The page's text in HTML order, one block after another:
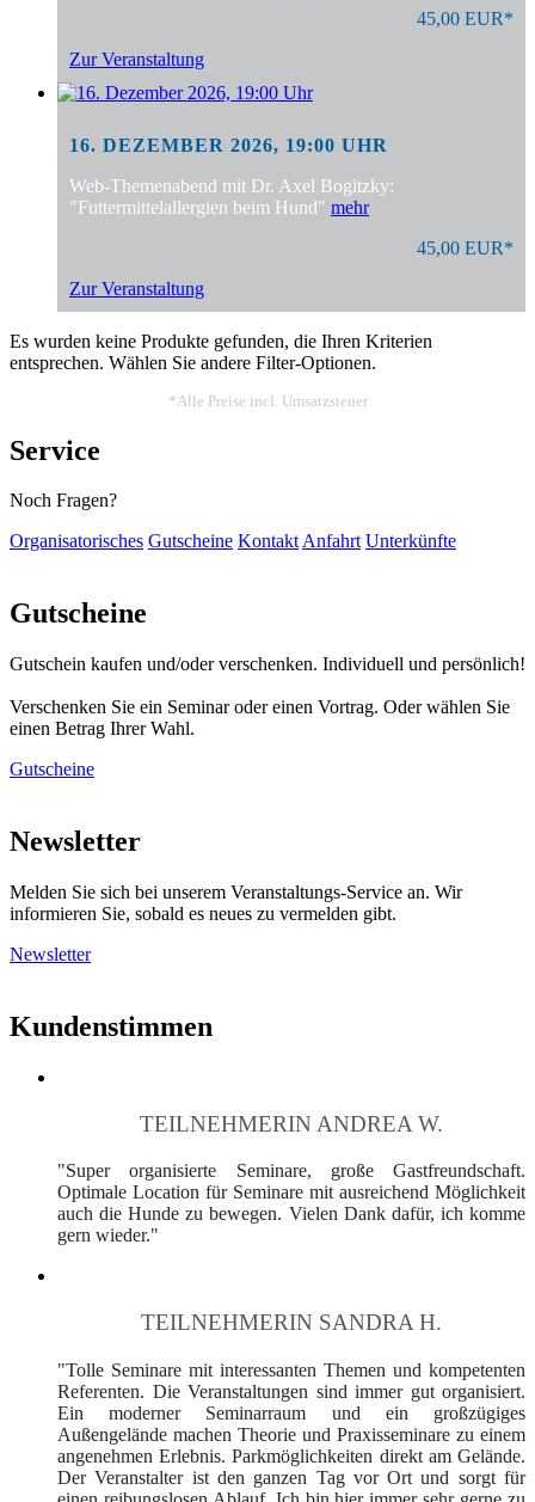
45,00 EUR*
Zur Veranstaltung
16. DEZEMBER 2026, 19:00 UHR
Web-Themenabend mit Dr. Axel Bogitzky:
"Futtermittelallergien beim Hund" mehr
45,00 EUR*
Zur Veranstaltung
Es wurden keine Produkte gefunden, die Ihren Kriterien
entsprechen. Wählen Sie andere Filter-Optionen.
*Alle Preise incl. Umsatzsteuer
Service
Noch Fragen?
Organisatorisches Gutscheine KontaktAnfahrt Unterkünfte
Gutscheine
Gutschein kaufen und/oder verschenken. Individuell und persönlich!
Verschenken Sie ein Seminar oder einen Vortrag. Oder wählen Sie
einen Betrag Ihrer Wahl.
Gutscheine
Newsletter
Melden Sie sich bei unserem Veranstaltungs-Service an. Wir
informieren Sie, sobald es neues zu vermelden gibt.
Newsletter
Kundenstimmen
TEILNEHMERIN ANDREA W.
"Super organisierte Seminare, große Gastfreundschaft.
Optimale Location für Seminare mit ausreichend Möglichkeit
auch die Hunde zu bewegen. Vielen Dank dafür, ich komme
gern wieder."
TEILNEHMERIN SANDRA H.
"Tolle Seminare mit interessanten Themen und kompetenten
Referenten. Die Veranstaltungen sind immer gut organisiert.
Ein moderner Seminarraum und ein großzügiges
Außengelände machen Theorie und Praxisseminare zu einem
angenehmen Erlebnis. Parkmöglichkeiten direkt am Gelände.
Der Veranstalter ist den ganzen Tag vor Ort und sorgt für